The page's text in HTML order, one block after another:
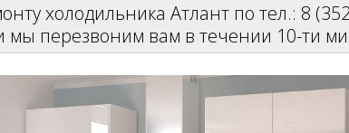
холодильника Атлант по тел.: 8
мы перезвоним вам в течении 10-ти